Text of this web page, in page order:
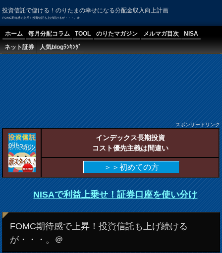
投資信託で儲ける！のりたまの幸せになる分配金収入向上計画
FOMC期待感で上昇！投資信託も上げ続けるが・・・。＠
ホーム 毎月分配コラム TOOL のりたマガジン メルマガ目次
NISA
ネット証券
人気blogﾗﾝｷﾝｸﾞ
スポンサードリンク
インデックス長期投資
コスト優先主義は間違い
＞＞初めての方
NISAで利益上乗せ！証券口座を使い分け
FOMC期待感で上昇！投資信託も上げ続ける
が・・・。＠